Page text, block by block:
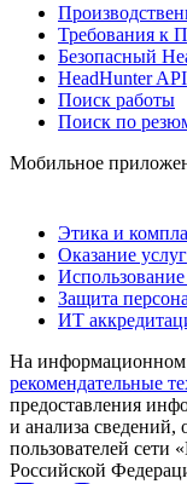
Требования к
Безопасный
HeadHunter API
Поиск работы
Поиск по
Мобильное
Этика и
Оказание услуг
Использование
Защита
ИТ
На информационном
рекомендательные
предоставления
и анализа сведений,
пользователей сети
Российской